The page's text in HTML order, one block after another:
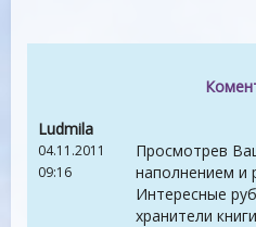
Ludmila
04.11.2011
09:16
Просмотрев
наполнением и
Интересные
хранители